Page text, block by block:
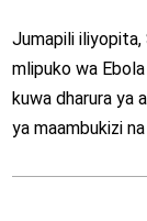
Jumapili iliyopita,
mlipuko wa
kuwa dharura ya
ya maambukizi